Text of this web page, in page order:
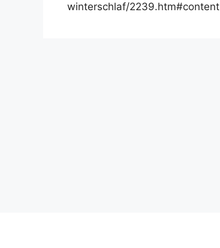
winterschlaf/2239.htm#content